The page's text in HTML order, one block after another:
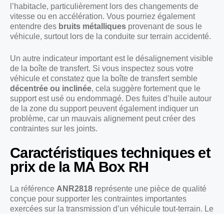
l’habitacle, particulièrement lors des changements de
vitesse ou en accélération. Vous pourriez également
entendre des bruits métalliques provenant de sous le
véhicule, surtout lors de la conduite sur terrain accidenté.
Un autre indicateur important est le désalignement visible
de la boîte de transfert. Si vous inspectez sous votre
véhicule et constatez que la boîte de transfert semble
décentrée ou inclinée, cela suggère fortement que le
support est usé ou endommagé. Des fuites d’huile autour
de la zone du support peuvent également indiquer un
problème, car un mauvais alignement peut créer des
contraintes sur les joints.
Caractéristiques techniques et
prix de la MA Box RH
La référence ANR2818 représente une pièce de qualité
conçue pour supporter les contraintes importantes
exercées sur la transmission d’un véhicule tout-terrain. Le